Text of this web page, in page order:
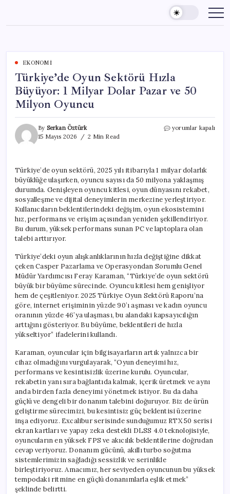
content
EKONOMI
Türkiye’de Oyun Sektörü Hızla
Büyüyor: 1 Milyar Dolar Pazar ve 50
Milyon Oyuncu
By Serkan Öztürk
15 Mayıs 2026
2 Min Read
Türkiye’de
1
Milyar
Dolar
Pazar
ve
50
Milyon
Oyuncu
yorumlar kapalı
Türkiye’de oyun sektörü, 2025 yılı itibarıyla 1 milyar dolarlık
büyüklüğe ulaşırken, oyuncu sayısı da 50 milyona yaklaşmış
durumda. Genişleyen oyuncu kitlesi, oyun dünyasını rekabet,
sosyalleşme ve dijital deneyimlerin merkezine yerleştiriyor.
Kullanıcıların beklentilerindeki değişim, oyun ekosistemini
hız, performans ve erişim açısından yeniden şekillendiriyor.
Bu durum, yüksek performans sunan PC ve laptoplara olan
talebi arttırıyor.
Türkiye’deki oyun alışkanlıklarının hızla değiştiğine dikkat
çeken Casper Pazarlama ve Operasyondan Sorumlu Genel
Müdür Yardımcısı Feray Karaman, “Türkiye’de oyun sektörü
büyük bir büyüme sürecinde. Oyuncu kitlesi hem genişliyor
hem de çeşitleniyor. 2025 Türkiye Oyun Sektörü Raporu’na
göre, internet erişiminin yüzde 90’ı aşması ve kadın oyuncu
oranının yüzde 46’ya ulaşması, bu alandaki kapsayıcılığın
arttığını gösteriyor. Bu büyüme, beklentileri de hızla
yükseltiyor” ifadelerini kullandı.
Karaman, oyuncular için bilgisayarların artık yalnızca bir
cihaz olmadığını vurgulayarak, “Oyun deneyimi hız,
performans ve kesintisizlik üzerine kurulu. Oyuncular,
rekabetin yanı sıra bağlantıda kalmak, içerik üretmek ve aynı
anda birden fazla deneyimi yönetmek istiyor. Bu da daha
güçlü ve dengeli bir donanım talebini doğuruyor. Biz de ürün
geliştirme sürecimizi, bu kesintisiz güç beklentisi üzerine
inşa ediyoruz. Excalibur serisinde sunduğumuz RTX 50 serisi
ekran kartları ve yapay zeka destekli DLSS 4.0 teknolojisiyle,
oyuncuların en yüksek FPS ve akıcılık beklentilerine doğrudan
cevap veriyoruz. Donanım gücünü, akıllı turbo soğutma
sistemlerimizin sağladığı sessizlik ve serinlikle
birleştiriyoruz. Amacımız, her seviyeden oyuncunun bu yüksek
tempodaki ritmine en güçlü donanımlarla eşlik etmek”
şeklinde belirtti.